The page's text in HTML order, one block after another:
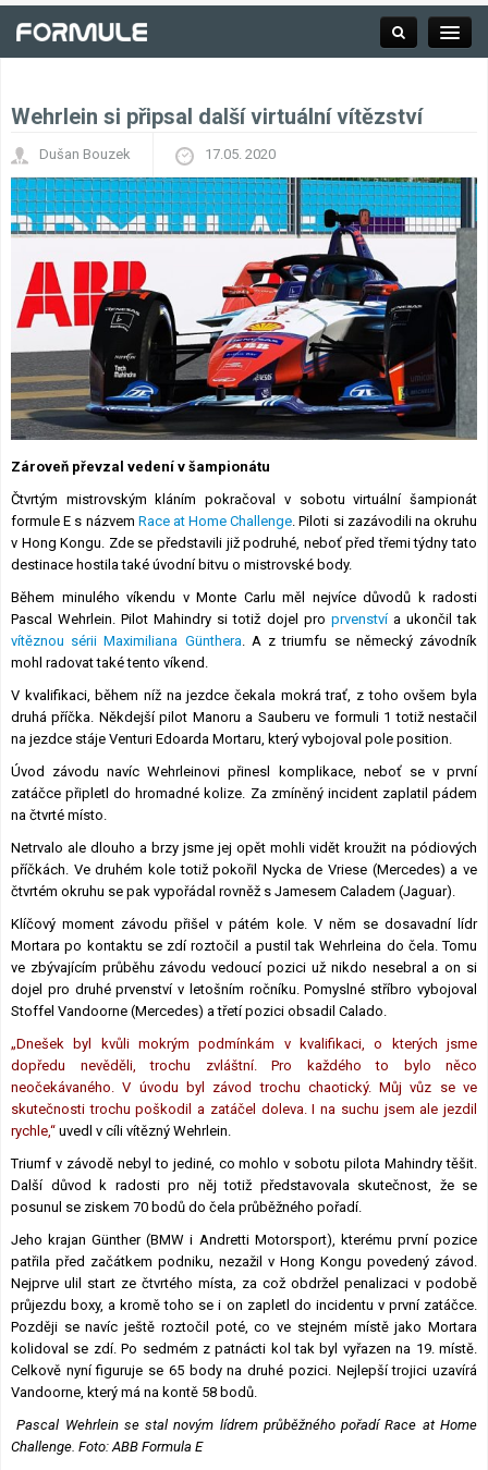
Závodní série
Kalendář F1
Výsledky F1
Týmy a jezdci F1
Lexikon F1
Wehrlein si připsal další virtuální vítězství
Dušan Bouzek 17.05. 2020
Zároveň převzal vedení v šampionátu
Čtvrtým mistrovským kláním pokračoval v sobotu virtuální šampionát
formule E s názvem Race at Home Challenge. Piloti si zazávodili na okruhu
v Hong Kongu. Zde se představili již podruhé, neboť před třemi týdny tato
destinace hostila také úvodní bitvu o mistrovské body.
Během minulého víkendu v Monte Carlu měl nejvíce důvodů k radosti
Pascal Wehrlein. Pilot Mahindry si totiž dojel pro prvenstvía ukončil tak
vítěznou sérii Maximiliana Günthera. A z triumfu se německý závodník
mohl radovat také tento víkend.
V kvalifikaci, během níž na jezdce čekala mokrá trať, z toho ovšem byla
druhá příčka. Někdejší pilot Manoru a Sauberu ve formuli 1 totiž nestačil
na jezdce stáje Venturi Edoarda Mortaru, který vybojoval pole position.
Úvod závodu navíc Wehrleinovi přinesl komplikace, neboť se v první
zatáčce připletl do hromadné kolize. Za zmíněný incident zaplatil pádem
na čtvrté místo.
Netrvalo ale dlouho a brzy jsme jej opět mohli vidět kroužit na pódiových
příčkách. Ve druhém kole totiž pokořil Nycka de Vriese (Mercedes) a ve
čtvrtém okruhu se pak vypořádal rovněž s Jamesem Caladem (Jaguar).
Klíčový moment závodu přišel v pátém kole. V něm se dosavadní lídr
Mortara po kontaktu se zdí roztočil a pustil tak Wehrleina do čela. Tomu
ve zbývajícím průběhu závodu vedoucí pozici už nikdo nesebral a on si
dojel pro druhé prvenství v letošním ročníku. Pomyslné stříbro vybojoval
Stoffel Vandoorne (Mercedes) a třetí pozici obsadil Calado.
„Dnešek byl kvůli mokrým podmínkám v kvalifikaci, o kterých jsme
dopředu nevěděli, trochu zvláštní. Pro každého to bylo něco
neočekávaného. V úvodu byl závod trochu chaotický. Můj vůz se ve
skutečnosti trochu poškodil a zatáčel doleva. I na suchu jsem ale jezdil
rychle,“ uvedl v cíli vítězný Wehrlein.
Triumf v závodě nebyl to jediné, co mohlo v sobotu pilota Mahindry těšit.
Další důvod k radosti pro něj totiž představovala skutečnost, že se
posunul se ziskem 70 bodů do čela průběžného pořadí.
Jeho krajan Günther (BMW i Andretti Motorsport), kterému první pozice
patřila před začátkem podniku, nezažil v Hong Kongu povedený závod.
Nejprve ulil start ze čtvrtého místa, za což obdržel penalizaci v podobě
průjezdu boxy, a kromě toho se i on zapletl do incidentu v první zatáčce.
Později se navíc ještě roztočil poté, co ve stejném místě jako Mortara
kolidoval se zdí. Po sedmém z patnácti kol tak byl vyřazen na 19. místě.
Celkově nyní figuruje se 65 body na druhé pozici. Nejlepší trojici uzavírá
Vandoorne, který má na kontě 58 bodů.
Pascal Wehrlein se stal novým lídrem průběžného pořadí Race at Home
Challenge. Foto: ABB Formula E